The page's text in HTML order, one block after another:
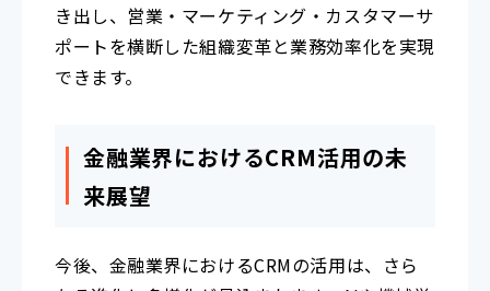
き出し、営業・マーケティング・カスタマーサ
ポートを横断した組織変革と業務効率化を実現
できます。
金融業界におけるCRM活用の未
来展望
今後、金融業界におけるCRMの活用は、さら